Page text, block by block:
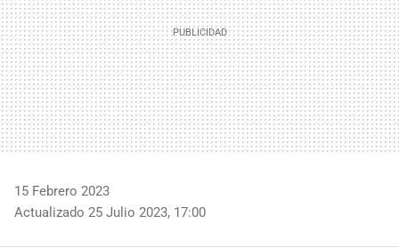
15 Febrero 2023
Actualizado 25 Julio 2023, 17:00